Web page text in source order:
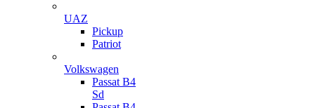
UAZ
Pickup
Patriot
Volkswagen
Passat B4
Sd